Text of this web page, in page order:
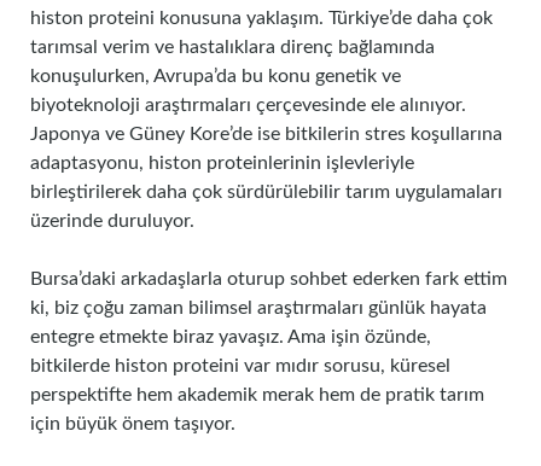
histon proteini konusuna yaklaşım. Türkiye’de daha çok
tarımsal verim ve hastalıklara direnç bağlamında
konuşulurken, Avrupa’da bu konu genetik ve
biyoteknoloji araştırmaları çerçevesinde ele alınıyor.
Japonya ve Güney Kore’de ise bitkilerin stres koşullarına
adaptasyonu, histon proteinlerinin işlevleriyle
birleştirilerek daha çok sürdürülebilir tarım uygulamaları
üzerinde duruluyor.
Bursa’daki arkadaşlarla oturup sohbet ederken fark ettim
ki, biz çoğu zaman bilimsel araştırmaları günlük hayata
entegre etmekte biraz yavaşız. Ama işin özünde,
bitkilerde histon proteini var mıdır sorusu, küresel
perspektifte hem akademik merak hem de pratik tarım
için büyük önem taşıyor.